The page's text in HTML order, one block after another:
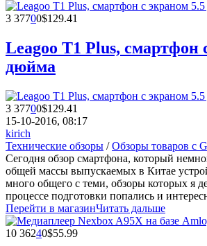
3 37700$129.41
Leagoo T1 Plus, смартфон
дюйма
3 37700$129.41
15-10-2016, 08:17
kirich
Технические обзоры /Обзоры товаров с
Сегодня обзор смартфона, который
общей массы выпускаемых в Китае
много общего с теми, обзоры которых я
процессе подготовки попались и
Перейти в магазинЧитать дальше
10 36240$55.99